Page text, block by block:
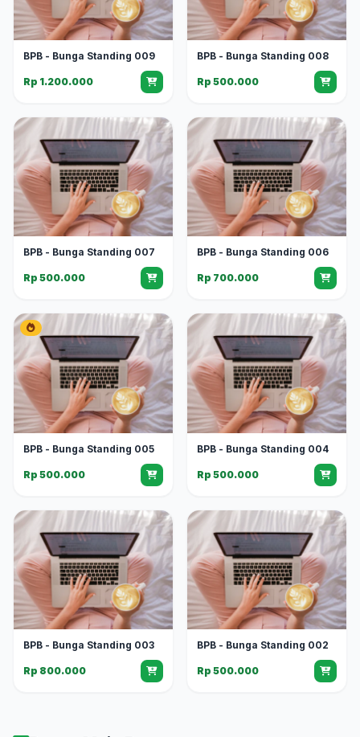
BPB - Bunga Standing 009
Rp 1.200.000
BPB - Bunga Standing 008
Rp 500.000
BPB - Bunga Standing 007
Rp 500.000
BPB - Bunga Standing 006
Rp 700.000
BPB - Bunga Standing 005
Rp 500.000
BPB - Bunga Standing 004
Rp 500.000
BPB - Bunga Standing 003
Rp 800.000
BPB - Bunga Standing 002
Rp 500.000